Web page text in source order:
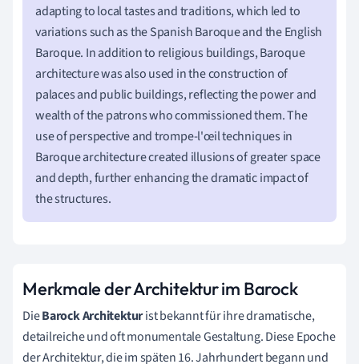
adapting to local tastes and traditions, which led to
variations such as the Spanish Baroque and the English
Baroque. In addition to religious buildings, Baroque
architecture was also used in the construction of
palaces and public buildings, reflecting the power and
wealth of the patrons who commissioned them. The
use of perspective and trompe-l'œil techniques in
Baroque architecture created illusions of greater space
and depth, further enhancing the dramatic impact of
the structures.
Merkmale der Architektur im Barock
DieBarock Architekturist bekannt für ihre dramatische,
detailreiche und oft monumentale Gestaltung. Diese Epoche
der Architektur, die im späten 16. Jahrhundert begann und